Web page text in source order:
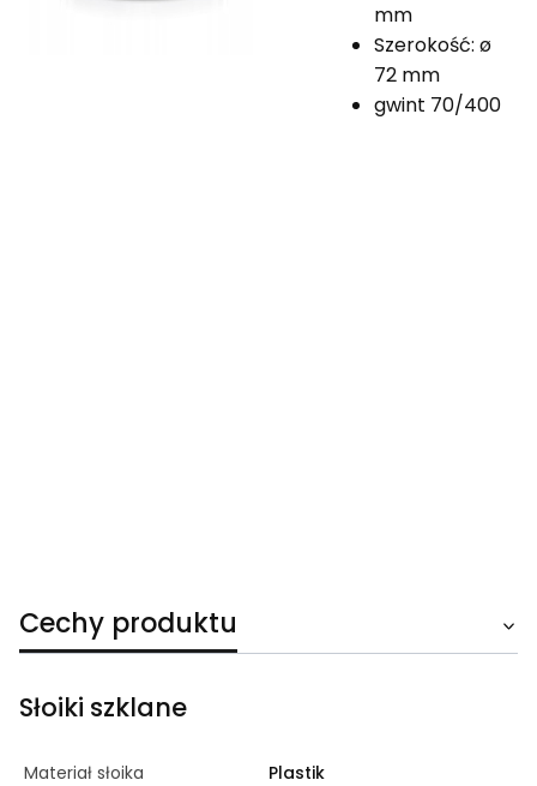
mm
Szerokość: ø
72 mm
gwint 70/400
Cechy produktu
Słoiki szklane
Materiał słoika
Plastik